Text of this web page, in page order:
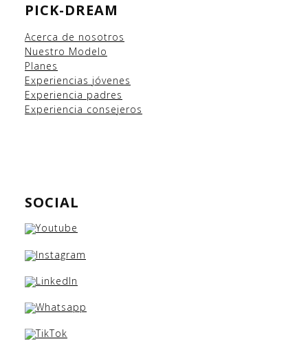
PICK-DREAM
Acerca de nosotros
Nuestro Modelo
Planes
Experiencias jóvenes
Experiencia padres
Experiencia consejeros
SOCIAL